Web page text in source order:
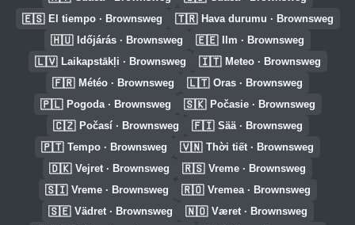
🇪🇸 El tiempo · Brownsweg 🇹🇷 Hava durumu · Brownsweg
🇭🇺 Időjárás · Brownsweg 🇪🇪 Ilm · Brownsweg
🇱🇻 Laikapstākļi · Brownsweg 🇮🇹 Meteo · Brownsweg
🇫🇷 Météo · Brownsweg 🇱🇹 Oras · Brownsweg
🇵🇱 Pogoda · Brownsweg 🇸🇰 Počasie · Brownsweg
🇨🇿 Počasí · Brownsweg 🇫🇮 Sää · Brownsweg
🇵🇹 Tempo · Brownsweg 🇻🇳 Thời tiết · Brownsweg
🇩🇰 Vejret · Brownsweg 🇷🇸 Vreme · Brownsweg
🇸🇮 Vreme · Brownsweg 🇷🇴 Vremea · Brownsweg
🇸🇪 Vädret · Brownsweg 🇳🇴 Været · Brownsweg